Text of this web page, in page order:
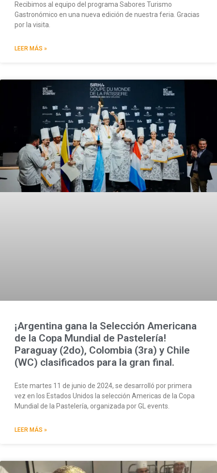
Recibimos al equipo del programa Sabores Turismo
Gastronómico en una nueva edición de nuestra feria. Gracias
por la visita.
LEER MÁS »
¡Argentina gana la Selección Americana
de la Copa Mundial de Pastelería!
Paraguay (2do), Colombia (3ra) y Chile
(WC) clasificados para la gran final.
Este martes 11 de junio de 2024, se desarrolló por primera
vez en los Estados Unidos la selección Americas de la Copa
Mundial de la Pastelería, organizada por GL events.
LEER MÁS »